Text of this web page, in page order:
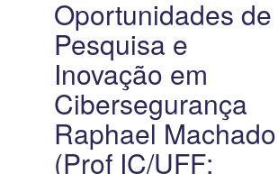
Oportunidades de
Pesquisa e
Inovação em
Cibersegurança
Raphael Machado
(Prof IC/UFF;